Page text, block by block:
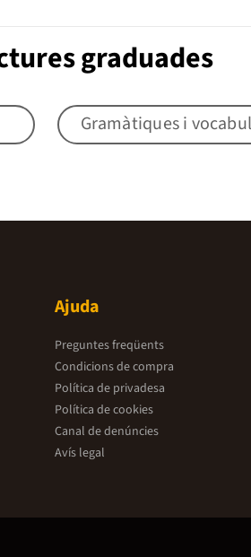
graduades
Gramàtiques i
Ajuda
Preguntes freqüents
Condicions de compra
Política de privadesa
Política de cookies
Canal de denúncies
Avís legal